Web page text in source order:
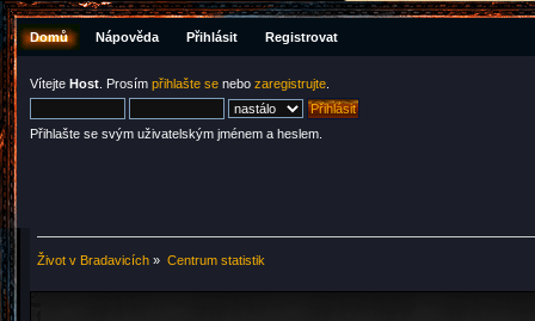
Domů Nápověda Přihlásit Registrovat
Vítejte Host . Prosím přihlašte se nebo zaregistrujte
Přihlašte se svým uživatelským jménem a heslem.
Život v Bradavicích » Centrum statistik